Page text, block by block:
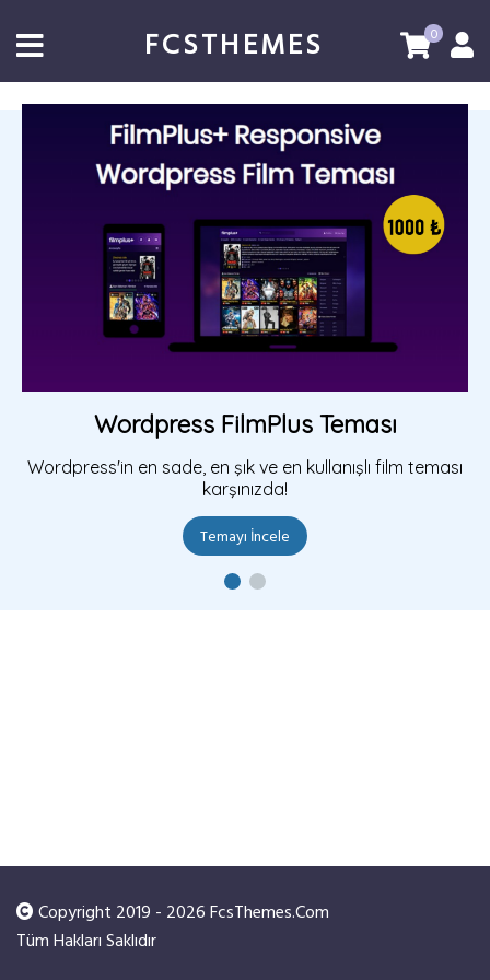
FCSTHEMES 0
Wordpress FilmPlus Teması
Wordpress'in en sade, en şık ve en kullanışlı film teması
karşınızda!
Temayı İncele
Copyright 2019 - 2026 FcsThemes.Com
Tüm Hakları Saklıdır